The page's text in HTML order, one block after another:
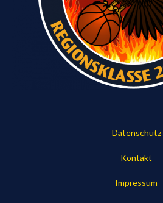
Datenschutz
Kontakt
Impressum